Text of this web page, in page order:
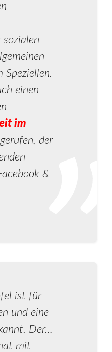
Speziellen.
einen
im
der
&
ist für
und eine
Der…
mit